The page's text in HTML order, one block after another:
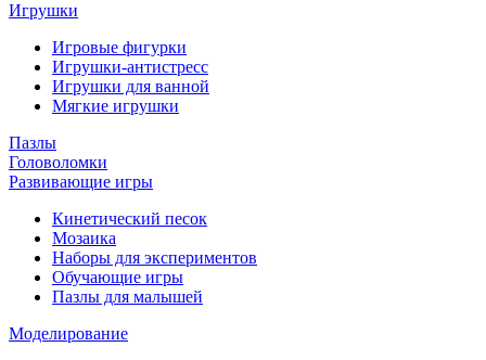
Игрушки
Игровые фигурки
Игрушки-антистресс
Игрушки для ванной
Мягкие игрушки
Пазлы
Головоломки
Развивающие игры
Кинетический песок
Мозаика
Наборы для экспериментов
Обучающие игры
Пазлы для малышей
Моделирование